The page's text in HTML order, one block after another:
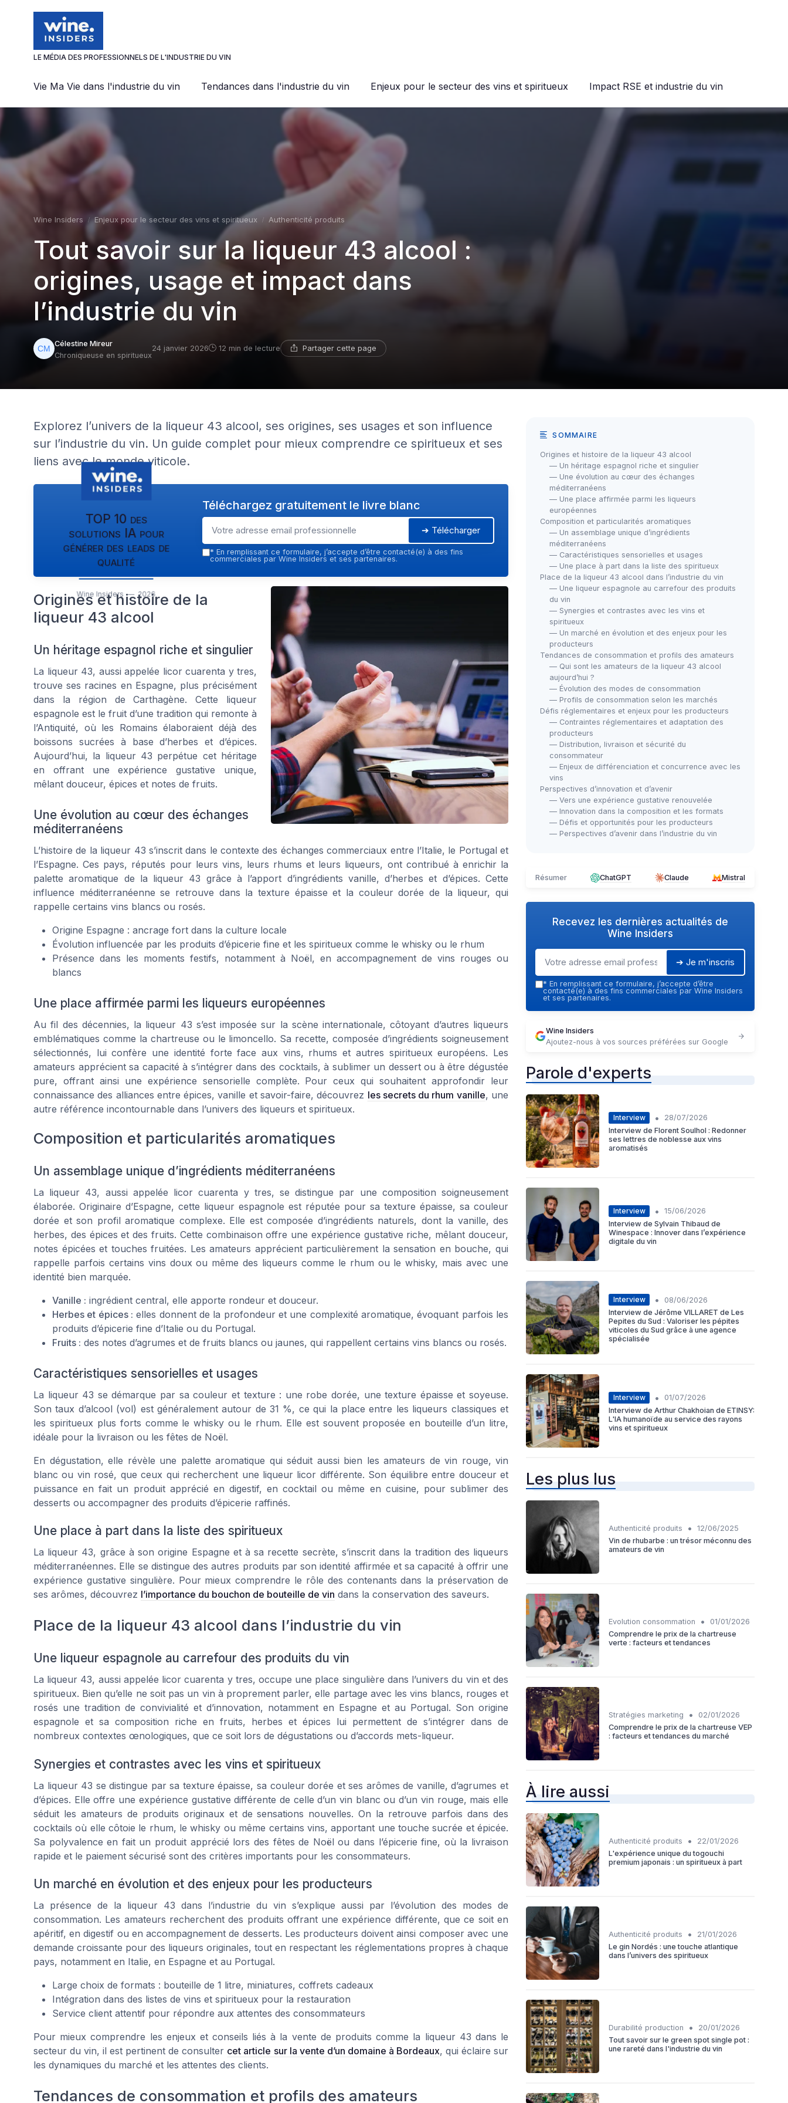
LE MÉDIA DES PROFESSIONNELS DE L'INDUSTRIE DU VIN
Vie Ma Vie dans l'industrie du vin Tendances dans l'industrie du vin Enjeux pour le secteur des vins et spiritueux Impact RSE et industrie du vin
Wine Insiders Enjeux pour le secteur des vins et spiritueux Authenticité produits
Tout savoir sur la liqueur 43 alcool :
origines, usage et impact dans
l’industrie du vin
Célestine Mireur
Chroniqueuse en spiritueux
24 janvier 2026 12 min de lecture Partager cette page
Explorez l’univers de la liqueur 43 alcool, ses origines, ses usages et son influence
sur l’industrie du vin. Un guide complet pour mieux comprendre ce spiritueux et ses
liens avec le monde viticole.
TOP 10 des
solutions IA pour
générer des leads de
qualité
Wine Insiders — 2026
Téléchargez gratuitement le livre blanc
➔ Télécharger
* En remplissant ce formulaire, j’accepte d’être contacté(e) à des fins
commerciales par Wine Insiders et ses partenaires.
Origines et histoire de la
liqueur 43 alcool
Un héritage espagnol riche et singulier
La liqueur 43, aussi appelée licor cuarenta y tres,
trouve ses racines en Espagne, plus précisément
dans la région de Carthagène. Cette liqueur
espagnole est le fruit d’une tradition qui remonte à
l’Antiquité, où les Romains élaboraient déjà des
boissons sucrées à base d’herbes et d’épices.
Aujourd’hui, la liqueur 43 perpétue cet héritage
en offrant une expérience gustative unique,
mêlant douceur, épices et notes de fruits.
Une évolution au cœur des échanges
méditerranéens
L’histoire de la liqueur 43 s’inscrit dans le contexte des échanges commerciaux entre l’Italie, le Portugal et
l’Espagne. Ces pays, réputés pour leurs vins, leurs rhums et leurs liqueurs, ont contribué à enrichir la
palette aromatique de la liqueur 43 grâce à l’apport d’ingrédients vanille, d’herbes et d’épices. Cette
influence méditerranéenne se retrouve dans la texture épaisse et la couleur dorée de la liqueur, qui
rappelle certains vins blancs ou rosés.
Origine Espagne : ancrage fort dans la culture locale
Évolution influencée par les produits d’épicerie fine et les spiritueux comme le whisky ou le rhum
Présence dans les moments festifs, notamment à Noël, en accompagnement de vins rouges ou
blancs
Une place affirmée parmi les liqueurs européennes
Au fil des décennies, la liqueur 43 s’est imposée sur la scène internationale, côtoyant d’autres liqueurs
emblématiques comme la chartreuse ou le limoncello. Sa recette, composée d’ingrédients soigneusement
sélectionnés, lui confère une identité forte face aux vins, rhums et autres spiritueux européens. Les
amateurs apprécient sa capacité à s’intégrer dans des cocktails, à sublimer un dessert ou à être dégustée
pure, offrant ainsi une expérience sensorielle complète. Pour ceux qui souhaitent approfondir leur
connaissance des alliances entre épices, vanille et savoir-faire, découvrez les secrets du rhum vanille, une
autre référence incontournable dans l’univers des liqueurs et spiritueux.
Composition et particularités aromatiques
Un assemblage unique d’ingrédients méditerranéens
La liqueur 43, aussi appelée licor cuarenta y tres, se distingue par une composition soigneusement
élaborée. Originaire d’Espagne, cette liqueur espagnole est réputée pour sa texture épaisse, sa couleur
dorée et son profil aromatique complexe. Elle est composée d’ingrédients naturels, dont la vanille, des
herbes, des épices et des fruits. Cette combinaison offre une expérience gustative riche, mêlant douceur,
notes épicées et touches fruitées. Les amateurs apprécient particulièrement la sensation en bouche, qui
rappelle parfois certains vins doux ou même des liqueurs comme le rhum ou le whisky, mais avec une
identité bien marquée.
Vanille : ingrédient central, elle apporte rondeur et douceur.
Herbes et épices : elles donnent de la profondeur et une complexité aromatique, évoquant parfois les
produits d’épicerie fine d’Italie ou du Portugal.
Fruits : des notes d’agrumes et de fruits blancs ou jaunes, qui rappellent certains vins blancs ou rosés.
Caractéristiques sensorielles et usages
La liqueur 43 se démarque par sa couleur et texture : une robe dorée, une texture épaisse et soyeuse.
Son taux d’alcool (vol) est généralement autour de 31 %, ce qui la place entre les liqueurs classiques et
les spiritueux plus forts comme le whisky ou le rhum. Elle est souvent proposée en bouteille d’un litre,
idéale pour la livraison ou les fêtes de Noël.
En dégustation, elle révèle une palette aromatique qui séduit aussi bien les amateurs de vin rouge, vin
blanc ou vin rosé, que ceux qui recherchent une liqueur licor différente. Son équilibre entre douceur et
puissance en fait un produit apprécié en digestif, en cocktail ou même en cuisine, pour sublimer des
desserts ou accompagner des produits d’épicerie raffinés.
Une place à part dans la liste des spiritueux
La liqueur 43, grâce à son origine Espagne et à sa recette secrète, s’inscrit dans la tradition des liqueurs
méditerranéennes. Elle se distingue des autres produits par son identité affirmée et sa capacité à offrir une
expérience gustative singulière. Pour mieux comprendre le rôle des contenants dans la préservation de
ses arômes, découvrez l’importance du bouchon de bouteille de vin dans la conservation des saveurs.
Place de la liqueur 43 alcool dans l’industrie du vin
Une liqueur espagnole au carrefour des produits du vin
La liqueur 43, aussi appelée licor cuarenta y tres, occupe une place singulière dans l’univers du vin et des
spiritueux. Bien qu’elle ne soit pas un vin à proprement parler, elle partage avec les vins blancs, rouges et
rosés une tradition de convivialité et d’innovation, notamment en Espagne et au Portugal. Son origine
espagnole et sa composition riche en fruits, herbes et épices lui permettent de s’intégrer dans de
nombreux contextes œnologiques, que ce soit lors de dégustations ou d’accords mets-liqueur.
Synergies et contrastes avec les vins et spiritueux
La liqueur 43 se distingue par sa texture épaisse, sa couleur dorée et ses arômes de vanille, d’agrumes et
d’épices. Elle offre une expérience gustative différente de celle d’un vin blanc ou d’un vin rouge, mais elle
séduit les amateurs de produits originaux et de sensations nouvelles. On la retrouve parfois dans des
cocktails où elle côtoie le rhum, le whisky ou même certains vins, apportant une touche sucrée et épicée.
Sa polyvalence en fait un produit apprécié lors des fêtes de Noël ou dans l’épicerie fine, où la livraison
rapide et le paiement sécurisé sont des critères importants pour les consommateurs.
Un marché en évolution et des enjeux pour les producteurs
La présence de la liqueur 43 dans l’industrie du vin s’explique aussi par l’évolution des modes de
consommation. Les amateurs recherchent des produits offrant une expérience différente, que ce soit en
apéritif, en digestif ou en accompagnement de desserts. Les producteurs doivent ainsi composer avec une
demande croissante pour des liqueurs originales, tout en respectant les réglementations propres à chaque
pays, notamment en Italie, en Espagne et au Portugal.
Large choix de formats : bouteille de 1 litre, miniatures, coffrets cadeaux
Intégration dans des listes de vins et spiritueux pour la restauration
Service client attentif pour répondre aux attentes des consommateurs
Pour mieux comprendre les enjeux et conseils liés à la vente de produits comme la liqueur 43 dans le
secteur du vin, il est pertinent de consulter cet article sur la vente d’un domaine à Bordeaux, qui éclaire sur
les dynamiques du marché et les attentes des clients.
Tendances de consommation et profils des amateurs
SOMMAIRE
Origines et histoire de la liqueur 43 alcool
— Un héritage espagnol riche et singulier
— Une évolution au cœur des échanges
méditerranéens
— Une place affirmée parmi les liqueurs
européennes
Composition et particularités aromatiques
— Un assemblage unique d’ingrédients
méditerranéens
— Caractéristiques sensorielles et usages
— Une place à part dans la liste des spiritueux
Place de la liqueur 43 alcool dans l’industrie du vin
— Une liqueur espagnole au carrefour des produits
du vin
— Synergies et contrastes avec les vins et
spiritueux
— Un marché en évolution et des enjeux pour les
producteurs
Tendances de consommation et profils des amateurs
— Qui sont les amateurs de la liqueur 43 alcool
aujourd’hui ?
— Évolution des modes de consommation
— Profils de consommation selon les marchés
Défis réglementaires et enjeux pour les producteurs
— Contraintes réglementaires et adaptation des
producteurs
— Distribution, livraison et sécurité du
consommateur
— Enjeux de différenciation et concurrence avec les
vins
Perspectives d’innovation et d’avenir
— Vers une expérience gustative renouvelée
— Innovation dans la composition et les formats
— Défis et opportunités pour les producteurs
— Perspectives d’avenir dans l’industrie du vin
Résumer ChatGPT Claude Mistral
Recevez les dernières actualités de
Wine Insiders
➔ Je m'inscris
* En remplissant ce formulaire, j’accepte d’être
contacté(e) à des fins commerciales par Wine Insiders
et ses partenaires.
Wine Insiders
Ajoutez-nous à vos sources préférées sur Google
Parole d'experts
Interview •
28/07/2026
Interview de Florent Soulhol : Redonner
ses lettres de noblesse aux vins
aromatisés
Interview •
15/06/2026
Interview de Sylvain Thibaud de
Winespace : Innover dans l’expérience
digitale du vin
Interview •
08/06/2026
Interview de Jérôme VILLARET de Les
Pepites du Sud : Valoriser les pépites
viticoles du Sud grâce à une agence
spécialisée
Interview •
01/07/2026
Interview de Arthur Chakhoian de ETINSY:
L'IA humanoïde au service des rayons
vins et spiritueux
Les plus lus
Authenticité produits •
12/06/2025
Vin de rhubarbe : un trésor méconnu des
amateurs de vin
Evolution consommation •
01/01/2026
Comprendre le prix de la chartreuse
verte : facteurs et tendances
Stratégies marketing •
02/01/2026
Comprendre le prix de la chartreuse VEP
: facteurs et tendances du marché
À lire aussi
Authenticité produits •
22/01/2026
L'expérience unique du togouchi
premium japonais : un spiritueux à part
Authenticité produits •
21/01/2026
Le gin Nordés : une touche atlantique
dans l’univers des spiritueux
Durabilité production •
20/01/2026
Tout savoir sur le green spot single pot :
une rareté dans l'industrie du vin